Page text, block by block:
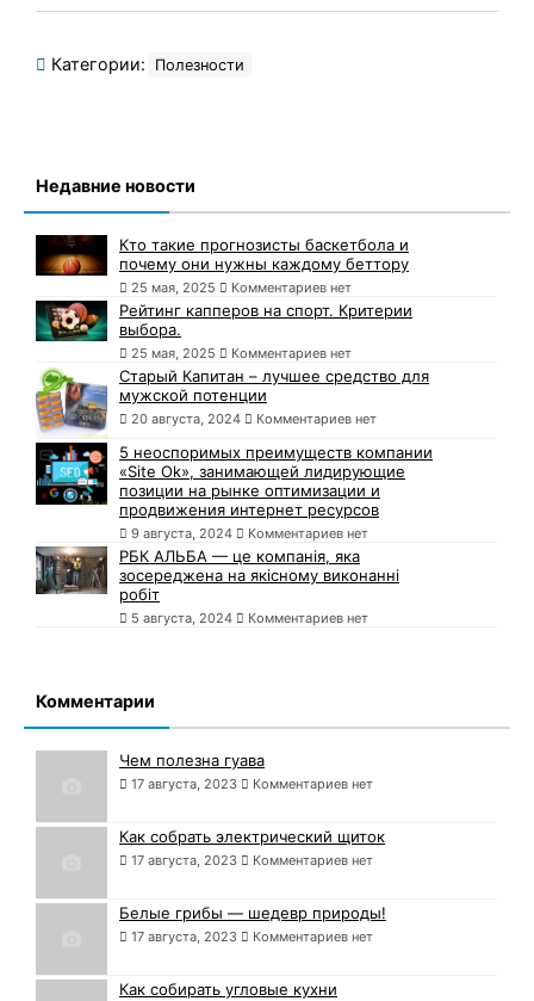
Категории: Полезности
Недавние новости
Кто такие прогнозисты баскетбола и
почему они нужны каждому беттору
25 мая, 2025 Комментариев нет
Рейтинг капперов на спорт. Критерии
выбора.
25 мая, 2025 Комментариев нет
Старый Капитан – лучшее средство для
мужской потенции
20 августа, 2024 Комментариев нет
5 неоспоримых преимуществ компании
«Site Ok», занимающей лидирующие
позиции на рынке оптимизации и
продвижения интернет ресурсов
9 августа, 2024 Комментариев нет
РБК АЛЬБА — це компанія, яка
зосереджена на якісному виконанні
робіт
5 августа, 2024 Комментариев нет
Комментарии
Чем полезна гуава
17 августа, 2023 Комментариев нет
Как собрать электрический щиток
17 августа, 2023 Комментариев нет
Белые грибы — шедевр природы!
17 августа, 2023 Комментариев нет
Как собирать угловые кухни